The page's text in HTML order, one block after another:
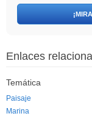
Enlaces
Temática
Paisaje
Marina